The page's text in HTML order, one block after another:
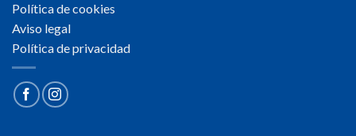
Política de cookies
Aviso legal
Política de privacidad